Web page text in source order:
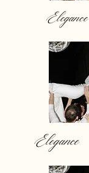
Elegance
Elegance